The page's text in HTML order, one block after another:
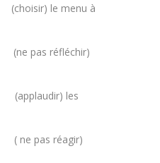
le menu à
réfléchir)
les
réagir)